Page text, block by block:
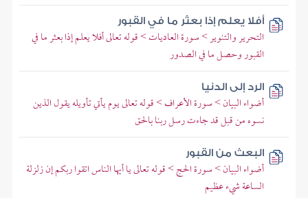
أفلا يعلم إذا بعثر ما في القبور
التحرير والتنوير > سورة العاديات > قوله تعالى أفلا يعلم إذا بعثر ما في
القبور وحصل ما في الصدور
الرد إلى الدنيا
أضواء البيان > سورة الأعراف > قوله تعالى يوم يأتي تأويله يقول الذين
نسوه من قبل قد جاءت رسل ربنا بالحق
البعث من القبور
أضواء البيان > سورة الحج > قوله تعالى يا أيها الناس اتقوا ربكم إن زلزلة
الساعة شيء عظيم